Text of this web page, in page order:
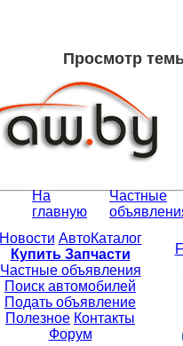
Просмотр
На
главную
Частные
Новости АвтоКаталог
Купить Запчасти
Частные объявления
Поиск автомобилей
Подать объявление
Полезное Контакты
Форум